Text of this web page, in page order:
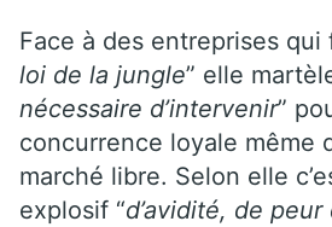
Face à des entreprises qui
loi de la jungle” elle
nécessaire d’intervenir”
concurrence loyale même
marché libre. Selon elle
explosif “d’avidité, de